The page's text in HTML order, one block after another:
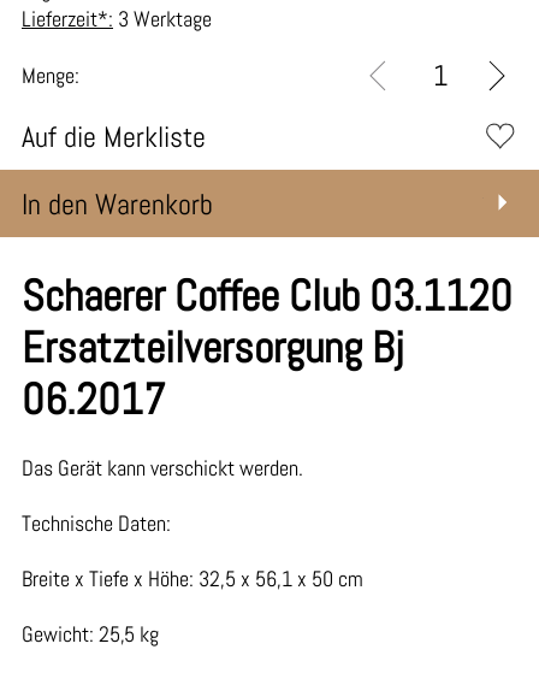
Lieferzeit*: 3 Werktage
Menge:
Auf die Merkliste
In den Warenkorb
Schaerer Coffee Club 03.1120
Ersatzteilversorgung Bj
06.2017
Das Gerät kann verschickt werden.
Technische Daten:
Breite x Tiefe x Höhe: 32,5 x 56,1 x 50 cm
Gewicht: 25,5 kg